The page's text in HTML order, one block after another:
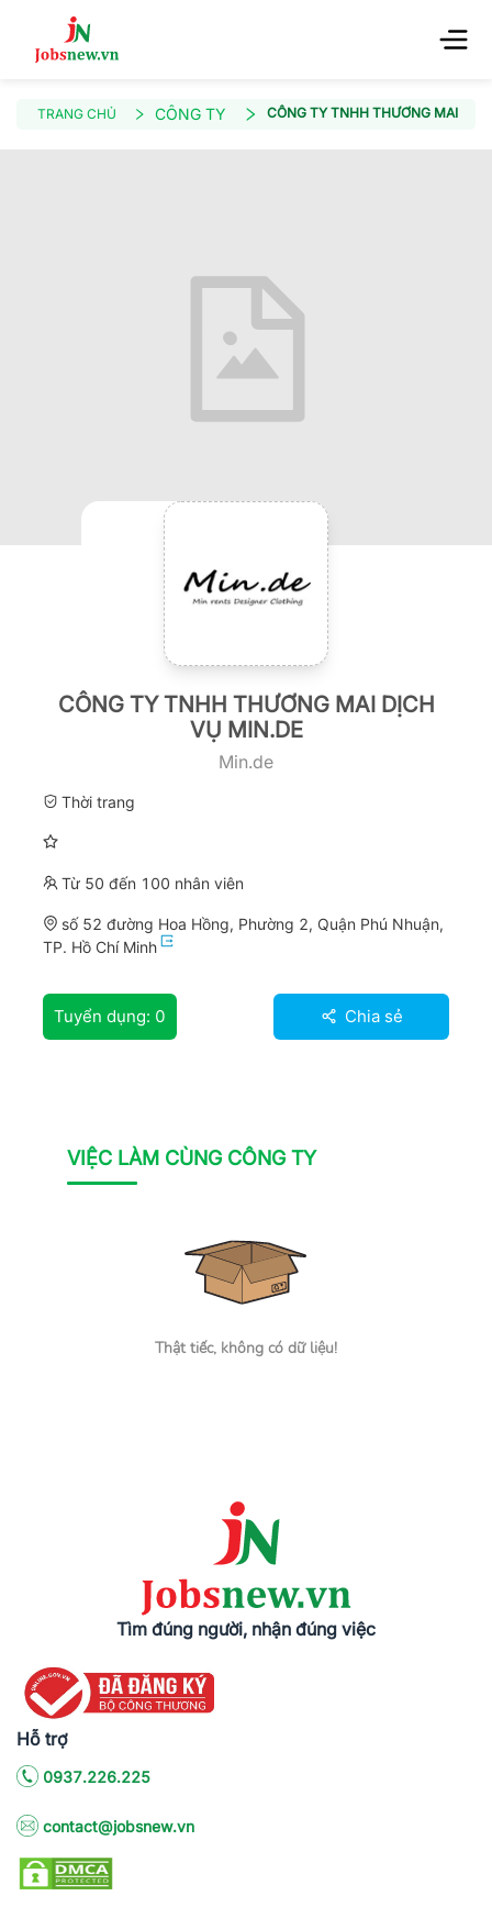
TRANG CHỦ CÔNG TY CÔNG TY TNHH THƯƠNG MAI
CÔNG TY TNHH THƯƠNG MAI DỊCH
VỤ MIN.DE
Min.de
Thời trang
Từ 50 đến 100 nhân viên
số 52 đường Hoa Hồng, Phường 2, Quận Phú Nhuận,
TP. Hồ Chí Minh
Tuyển dụng: 0 Chia sẻ
VIỆC LÀM CÙNG CÔNG TY
Thật tiếc, không có dữ liệu!
Tìm đúng người, nhận đúng việc
Hỗ trợ
0937.226.225
contact@jobsnew.vn